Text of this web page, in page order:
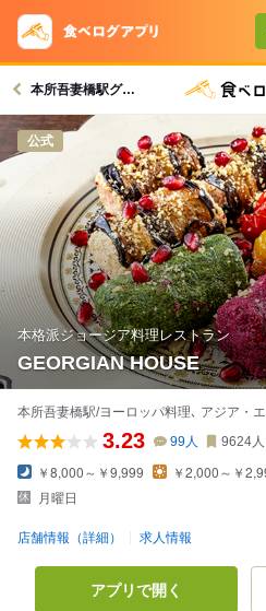
本所吾妻橋駅グルメへ
公式
本格派ジョージア料理レストラン
GEORGIAN HOUSE
本所吾妻橋駅/ヨーロッパ料理､ アジア・
3.23 99人 9624人
￥8,000～￥9,999
￥2,000～￥
月曜日
店舗情報（詳細） 求人情報
アプリで開く